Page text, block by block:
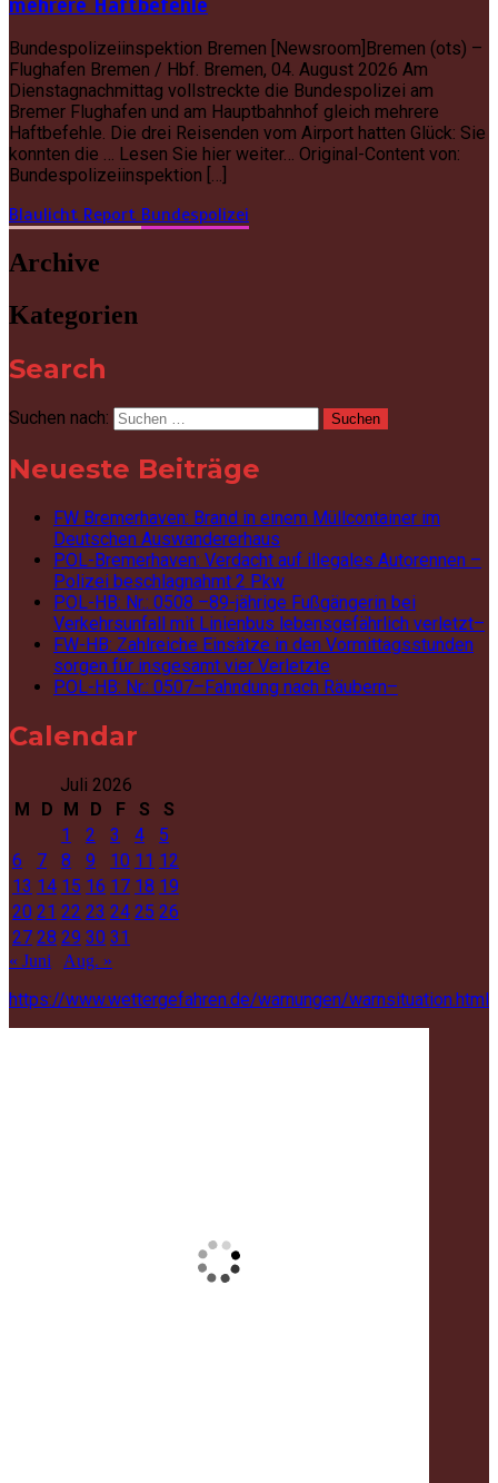
Bundespolizeiinspektion Bremen [Newsroom]Bremen (ots) –
Flughafen Bremen / Hbf. Bremen, 04. August 2026 Am
Dienstagnachmittag vollstreckte die Bundespolizei am
Bremer Flughafen und am Hauptbahnhof gleich mehrere
Haftbefehle. Die drei Reisenden vom Airport hatten Glück: Sie
konnten die … Lesen Sie hier weiter… Original-Content von:
Bundespolizeiinspektion […]
Blaulicht Report Bundespolizei
Archive
Kategorien
Search
Suchen nach:
Neueste Beiträge
FW Bremerhaven: Brand in einem Müllcontainer im
Deutschen Auswandererhaus
POL-Bremerhaven: Verdacht auf illegales Autorennen –
Polizei beschlagnahmt 2 Pkw
POL-HB: Nr.: 0508 –89-jährige Fußgängerin bei
Verkehrsunfall mit Linienbus lebensgefährlich verletzt–
FW-HB: Zahlreiche Einsätze in den Vormittagsstunden
sorgen für insgesamt vier Verletzte
POL-HB: Nr.: 0507–Fahndung nach Räubern–
Calendar
Juli 2026
M
D M D F S
S
1
2 3 4
5
6
7 8 9 10 11 12
13 14 15 16 17 18 19
20 21 22 23 24 25 26
27 28 29 30 31
« Juni Aug. »
https://www.wettergefahren.de/warnungen/warnsituation.html